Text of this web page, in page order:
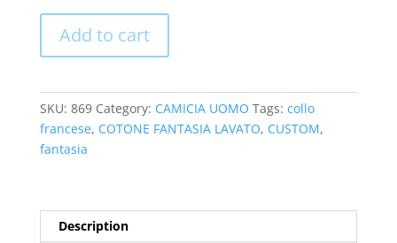
Add to cart
SKU: 869 Category: CAMICIA UOMO Tags: collo
francese, COTONE FANTASIA LAVATO, CUSTOM,
fantasia
Description